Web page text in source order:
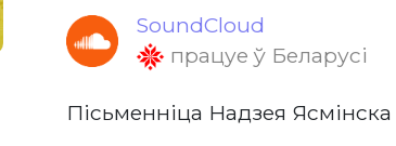
SoundCloud
працуе ў Беларусі
Пісьменніца Надзея